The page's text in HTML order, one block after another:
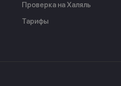
Проверка на Халяль
Тарифы